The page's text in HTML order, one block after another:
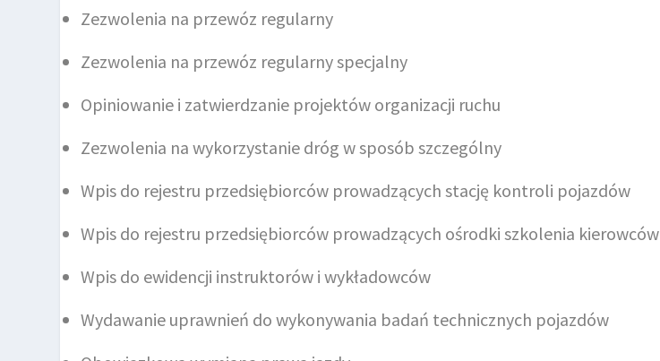
Zezwolenia na przewóz regularny
Zezwolenia na przewóz regularny specjalny
Opiniowanie i zatwierdzanie projektów organizacji ruchu
Zezwolenia na wykorzystanie dróg w sposób szczególny
Wpis do rejestru przedsiębiorców prowadzących stację kontroli pojazdów
Wpis do rejestru przedsiębiorców prowadzących ośrodki szkolenia kierowców
Wpis do ewidencji instruktorów i wykładowców
Wydawanie uprawnień do wykonywania badań technicznych pojazdów